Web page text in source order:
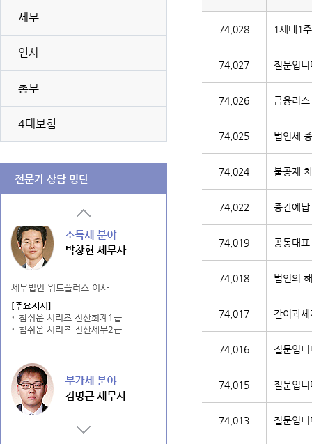
세무
인사
총무
4대보험
전문가 상담 명단
74,028 1세대1
74,027 질문입
74,026 금융리
74,025 법인세
74,024 불공제
74,022 중간예
74,019 공동대
74,018 법인의
74,017 간이과
74,016 질문입
74,015 질문입
74,013 질문입